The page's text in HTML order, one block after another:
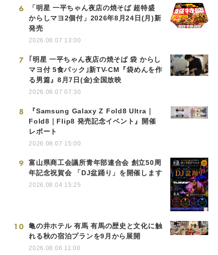
6
「明星 一平ちゃん夜店の焼そば 超特盛
からしマヨ2個付」2026年8月24日(月)新
発売
2026.08.07 13:00
7
｢明星 一平ちゃん夜店の焼そば 袋 からし
マヨ付 5食パック｣新TV-CM『袋めんを作
る男篇』8月7日(金)全国放映
2026.08.07 07:30
8
『Samsung Galaxy Z Fold8 Ultra｜
Fold8｜Flip8 発売記念イベント』開催
レポート
2026.08.07 15:00
9
富山県商工会議所青年部連合会 創立50周
年記念祝賀会 「DJ盆踊り」を開催します
2026.08.04 15:25
10
亀の井ホテル 有馬 有馬の歴史と文化に触
れる秋の宿泊プランを9月から展開
2026.08.06 11:00